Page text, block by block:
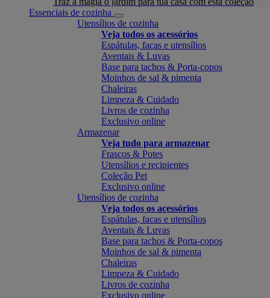
Essenciais de cozinha
Utensílios de cozinha
Veja todos os acessórios
Espátulas, facas e utensílios
Aventais & Luvas
Base para tachos & Porta-copos
Moinhos de sal & pimenta
Chaleiras
Limpeza & Cuidado
Livros de cozinha
Exclusivo online
Armazenar
Veja tudo para armazenar
Frascos & Potes
Utensílios e recipientes
Coleção Pet
Exclusivo online
Utensílios de cozinha
Veja todos os acessórios
Espátulas, facas e utensílios
Aventais & Luvas
Base para tachos & Porta-copos
Moinhos de sal & pimenta
Chaleiras
Limpeza & Cuidado
Livros de cozinha
Exclusivo online